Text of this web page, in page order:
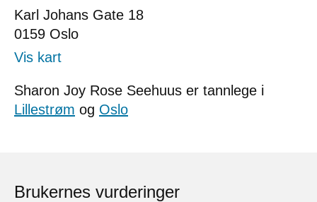
Karl Johans Gate 18
0159 Oslo
Vis kart
Sharon Joy Rose Seehuus er tannlege i
Lillestrøm og Oslo
Brukernes vurderinger